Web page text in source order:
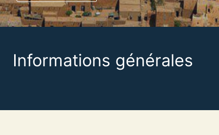
Informations générales